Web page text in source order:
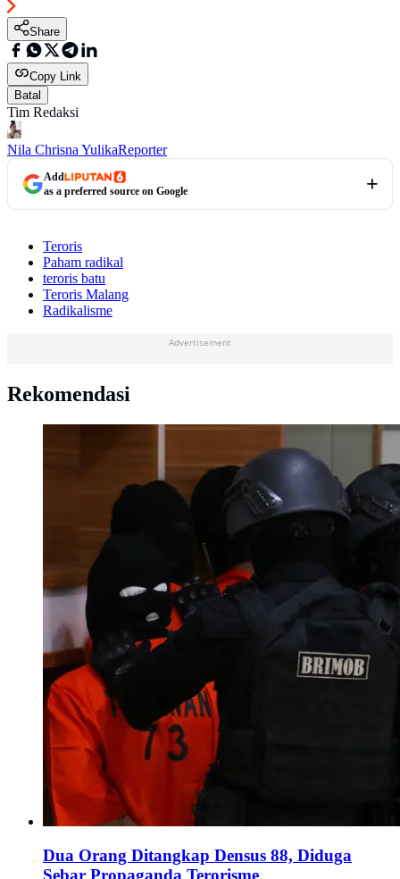
Share
Copy Link
Batal
Tim Redaksi
Nila Chrisna YulikaReporter
Add
as a preferred source on Google
Teroris
Paham radikal
teroris batu
Teroris Malang
Radikalisme
Advertisement
Rekomendasi
Dua Orang Ditangkap Densus 88, Diduga
Sebar Propaganda Terorisme